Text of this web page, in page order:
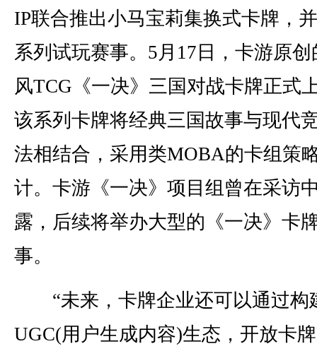
IP联合推出小马宝莉集换式卡牌，
系列试玩赛事。5月17日，卡游原创
风TCG《一决》三国对战卡牌正式
该系列卡牌将经典三国故事与现代
法相结合，采用类MOBA的卡组策
计。卡游《一决》项目组曾在采访
露，后续将举办大型的《一决》卡
事。
“未来，卡牌企业还可以通过构
UGC(用户生成内容)生态，开放卡